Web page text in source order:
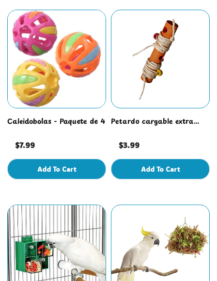
Caleidobolas - Paquete de 4
$7.99
Add To Cart
Petardo cargable extra
$3.99
Add To Cart